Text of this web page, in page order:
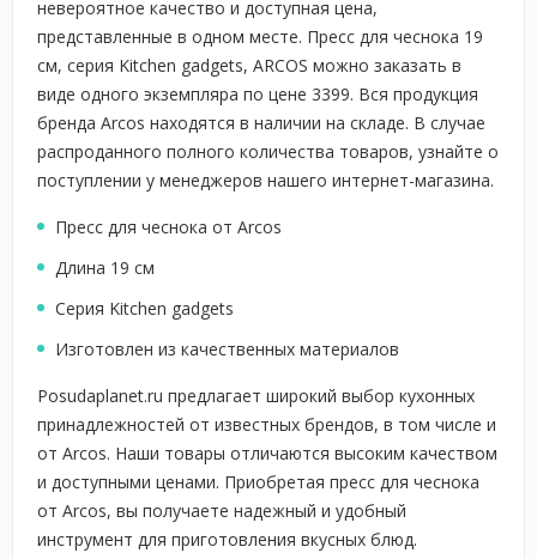
невероятное качество и доступная цена,
представленные в одном месте. Пресс для чеснока 19
cм, серия Kitchen gadgets, ARCOS можно заказать в
виде одного экземпляра по цене 3399. Вся продукция
бренда Arcos находятся в наличии на складе. В случае
распроданного полного количества товаров, узнайте о
поступлении у менеджеров нашего интернет-магазина.
Пресс для чеснока от Arcos
Длина 19 см
Серия Kitchen gadgets
Изготовлен из качественных материалов
Posudaplanet.ru предлагает широкий выбор кухонных
принадлежностей от известных брендов, в том числе и
от Arcos. Наши товары отличаются высоким качеством
и доступными ценами. Приобретая пресс для чеснока
от Arcos, вы получаете надежный и удобный
инструмент для приготовления вкусных блюд.